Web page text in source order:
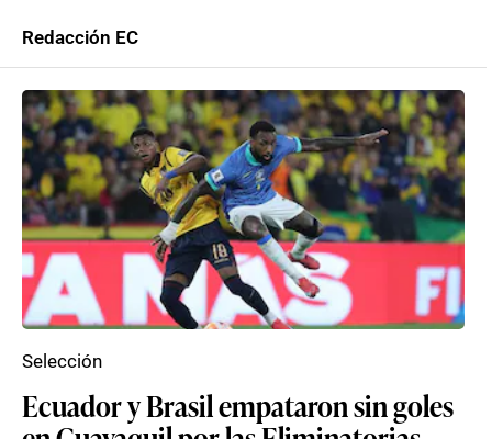
Redacción EC
Ecuador y Brasil empataron sin goles
Selección